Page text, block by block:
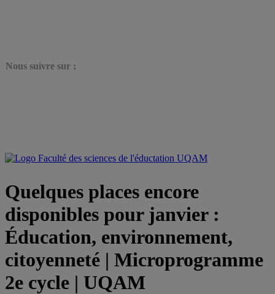
Nous suivre sur :
Quelques places encore
disponibles pour janvier :
Éducation, environnement,
citoyenneté | Microprogramme
2e cycle | UQAM